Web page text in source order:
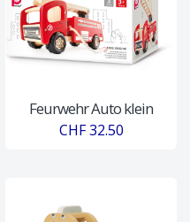
Feurwehr Auto klein
CHF 32.50